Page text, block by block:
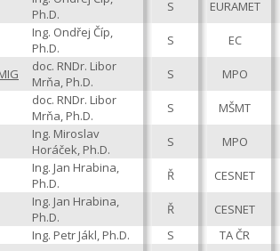
Ph.D.
S EURAMET
Ing. Ondřej Číp,
Ph.D.
S EC
doc. RNDr. Libor
Mrňa, Ph.D.
S MPO
doc. RNDr. Libor
Mrňa, Ph.D.
S MŠMT
Ing. Miroslav
Horáček, Ph.D.
S MPO
Ing. Jan Hrabina,
Ph.D.
Ř CESNET
Ing. Jan Hrabina,
Ph.D.
Ř CESNET
Ing. Petr Jákl, Ph.D. S TA ČR